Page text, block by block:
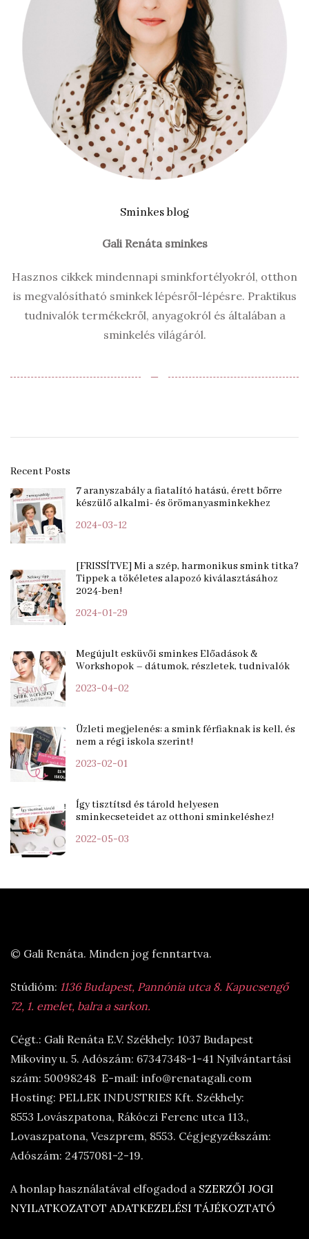
Sminkes blog
Gali Renáta sminkes
Hasznos cikkek mindennapi sminkfortélyokról, otthon
is megvalósítható sminkek lépésről-lépésre. Praktikus
tudnivalók termékekről, anyagokról és általában a
sminkelés világáról.
‒
Recent Posts
7 aranyszabály a fiatalító hatású, érett bőrre
készülő alkalmi- és örömanyasminkekhez
2024-03-12
[FRISSÍTVE] Mi a szép, harmonikus smink titka?
Tippek a tökéletes alapozó kiválasztásához
2024-ben!
2024-01-29
Megújult esküvői sminkes Előadások &
Workshopok – dátumok, részletek, tudnivalók
2023-04-02
Üzleti megjelenés: a smink férfiaknak is kell, és
nem a régi iskola szerint!
2023-02-01
Így tisztítsd és tárold helyesen
sminkecseteidet az otthoni sminkeléshez!
2022-05-03
© Gali Renáta. Minden jog fenntartva.
Stúdióm: 1136 Budapest, Pannónia utca 8. Kapucsengő
72, 1. emelet, balra a sarkon.
Cégt.: Gali Renáta E.V. Székhely: 1037 Budapest
Mikoviny u. 5. Adószám: 67347348-1-41 Nyilvántartási
szám: 50098248 E-mail: info@renatagali.com
Hosting: PELLEK INDUSTRIES Kft. Székhely:
8553 Lovászpatona, Rákóczi Ferenc utca 113.,
Lovaszpatona, Veszprem, 8553. Cégjegyzékszám:
Adószám: 24757081-2-19.
A honlap használatával elfogadod a SZERZŐI JOGI
NYILATKOZATOT ADATKEZELÉSI TÁJÉKOZTATÓ